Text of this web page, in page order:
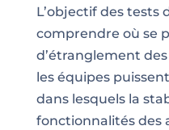
L’objectif des tests
comprendre où se
d’étranglement
les équipes
dans lesquels la
fonctionnalités des